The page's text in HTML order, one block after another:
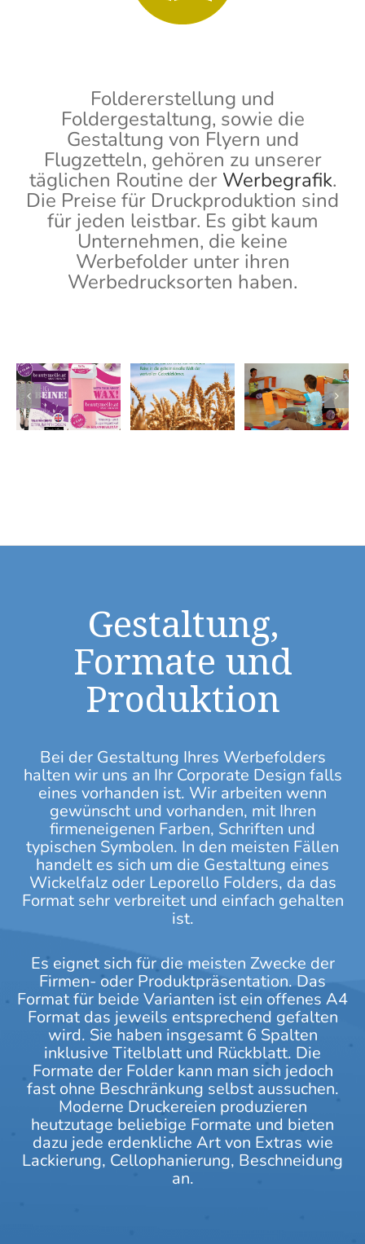
Foldererstellung und
Foldergestaltung, sowie die
Gestaltung von Flyern und
Flugzetteln, gehören zu unserer
täglichen Routine der Werbegrafik.
Die Preise für Druckproduktion sind
für jeden leistbar. Es gibt kaum
Unternehmen, die keine
Werbefolder unter ihren
Werbedrucksorten haben.
Gestaltung,
Formate und
Produktion
Bei der Gestaltung Ihres Werbefolders
halten wir uns an Ihr Corporate Design falls
eines vorhanden ist. Wir arbeiten wenn
gewünscht und vorhanden, mit Ihren
firmeneigenen Farben, Schriften und
typischen Symbolen. In den meisten Fällen
handelt es sich um die Gestaltung eines
Wickelfalz oder Leporello Folders, da das
Format sehr verbreitet und einfach gehalten
ist.
Es eignet sich für die meisten Zwecke der
Firmen- oder Produktpräsentation. Das
Format für beide Varianten ist ein offenes A4
Format das jeweils entsprechend gefalten
wird. Sie haben insgesamt 6 Spalten
inklusive Titelblatt und Rückblatt. Die
Formate der Folder kann man sich jedoch
fast ohne Beschränkung selbst aussuchen.
Moderne Druckereien produzieren
heutzutage beliebige Formate und bieten
dazu jede erdenkliche Art von Extras wie
Lackierung, Cellophanierung, Beschneidung
an.